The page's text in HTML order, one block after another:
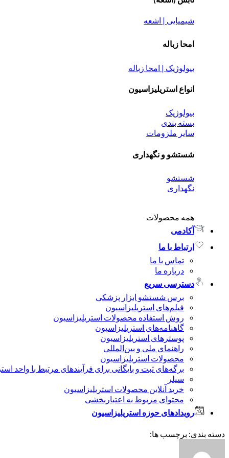
شیمیایی | اشعه
امحا زباله
بیولوژیک | امحا زباله
انواع استریلیزاسیون
بیولوژیک
بسته بندی
سایر ملزومات
شستشو و نگهداری
شستشو
نگهداری
همه محصولات
آکادمی
ارتباط با ما
تماس با ما
درباره ما
دسترسی سریع
برس شستشو ابزار پزشکی
فیلم‌های استریلیزاسیون
روش استفاده محصولات استریلیزاسیون
گاهنامه‌های استریلیزاسیون
پوسترهای استریلیزاسیون
راهنمای ملی و بین‌المللی
محصولات استریلیزاسیون
برگه‌های ثبت و بایگانی برای فرآیندهای مرتبط با واحد
سیلر
خرید آنلاین محصولات استریلیزاسیون
محتوای مربوط به اعتباربخشی
رویدادهای حوزه استریلیزاسیون
دسته بندی: برچسب ها: